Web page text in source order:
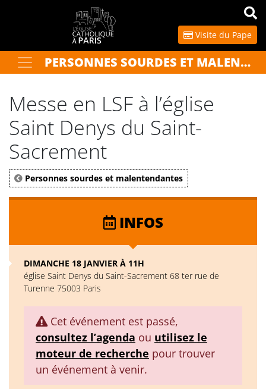
Visite du Pape
Votre recherche OKPERSONNES SOURDES ET MALENTENDANTES
Messe en LSF à l’église
Saint Denys du Saint-
Sacrement
Personnes sourdes et malentendantes
INFOS
DIMANCHE 18 JANVIER À 11H
église Saint Denys du Saint-Sacrement 68 ter rue de
Turenne 75003 Paris
Cet événement est passé,
consultez l’agenda ou utilisez le
moteur de recherche pour trouver
un événement à venir.
Panneau de gestion des cookies